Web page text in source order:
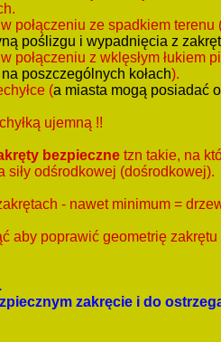
połączeniu ze spadkiem terenu
poślizgu i wypadnięcia z
z wklęsłym łukiem
poszczególnych kołach).
(a miasta mogą posiadać
ujemną !!
bezpieczne tzn takie, na
siły odśrodkowej (dośrodkowej).
- nawet minimum =
aby poprawić geometrię zakrętu
zakręcie i do